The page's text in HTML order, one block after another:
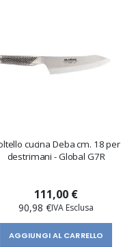
cucina Deba cm. 18 per
destrimani - Global G7R
111,00 €
90,98 €
AGGIUNGI AL CARRELLO